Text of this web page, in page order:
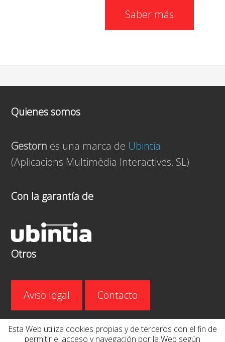
Saber más
Quienes somos
Gestorn es una marca de Ubintia
(Aplicacions Multimèdia Interactives, SL)
Con la garantía de
Otros
Aviso legal Contacto
Tel.93 736 04 04
Esta Web utiliza cookies propias y de terceros con el fin de
permitir el acceso y navegación por la Web según